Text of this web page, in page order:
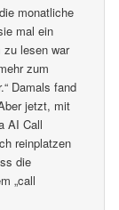
monatliche
mal ein
zu lesen war
zum
Damals fand
jetzt, mit
AI Call
reinplatzen
die
„call